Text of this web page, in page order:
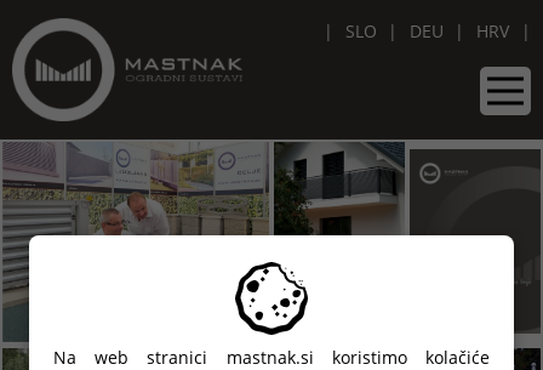
Na web stranici mastnak.si koristimo kolačiće
SLO DEU HRV